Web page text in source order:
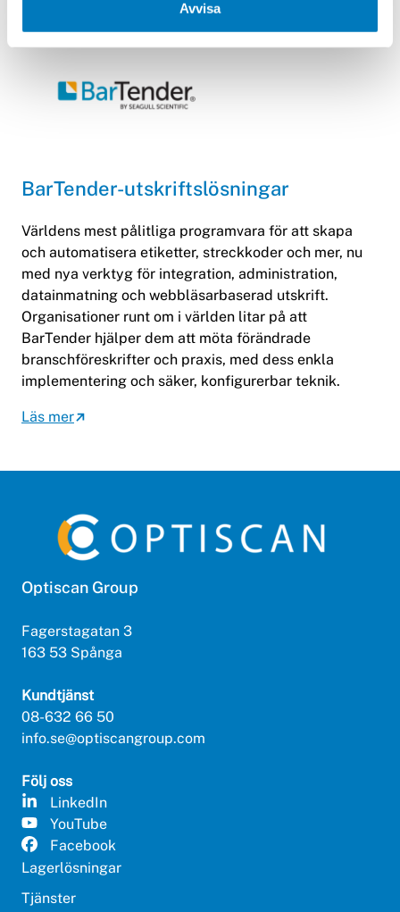
Avvisa
BarTender-utskriftslösningar
Världens mest pålitliga programvara för att skapa
och automatisera etiketter, streckkoder och mer, nu
med nya verktyg för integration, administration,
datainmatning och webbläsarbaserad utskrift.
Organisationer runt om i världen litar på att
BarTender hjälper dem att möta förändrade
branschföreskrifter och praxis, med dess enkla
implementering och säker, konfigurerbar teknik.
Läs mer
Optiscan Group
Fagerstagatan 3
163 53 Spånga
Kundtjänst
08-632 66 50
info.se@optiscangroup.com
Följ oss
LinkedIn
YouTube
Facebook
Lagerlösningar
Tjänster